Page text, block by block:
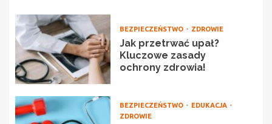
BEZPIECZEŃSTWO ZDROWIE
Jak przetrwać upał?
Kluczowe zasady
ochrony zdrowia!
BEZPIECZEŃSTWO
EDUKACJA
ZDROWIE